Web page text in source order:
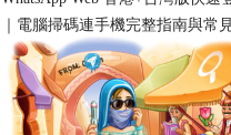
｜電腦掃碼連手機完整指南與常
析